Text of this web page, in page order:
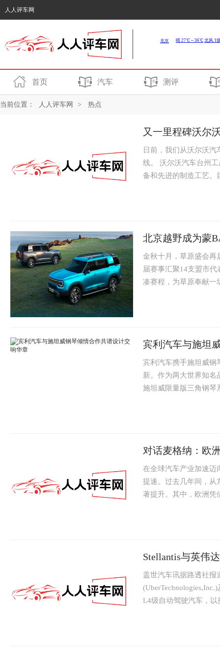
人人评车网
首页 汽车 测评
当前位置： 人人评车网 > 热点
又一里程碑沃尔
日前，我们从沃尔沃
线。 沃尔沃汽车台州
备和先进的制造工艺。
北京越野成为蒙
金秋十月，草原盛会再
届赛事汇聚14支盟市
凑赛程，为草原奉献一
宾利汽车与施坦
宾利汽车携手施坦威钢
新。作为两大世界知名
施坦威限量版三角钢琴
对话麦格纳：欧
在全球汽车产业加速迈
提速。过去几年间，从
著提升。其中，欧洲凭
Stellantis与英伟
盖世汽车讯据路透社报
L4级自动驾驶汽车，